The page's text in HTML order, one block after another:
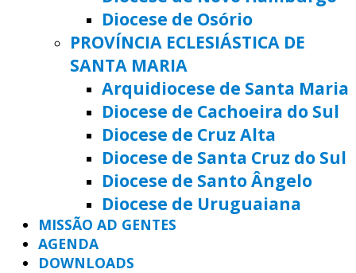
Diocese de Osório
PROVÍNCIA ECLESIÁSTICA DE
SANTA MARIA
Arquidiocese de Santa Maria
Diocese de Cachoeira do Sul
Diocese de Cruz Alta
Diocese de Santa Cruz do Sul
Diocese de Santo Ângelo
Diocese de Uruguaiana
MISSÃO AD GENTES
AGENDA
DOWNLOADS